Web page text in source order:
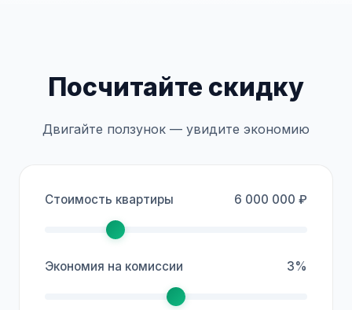
Посчитайте скидку
Двигайте ползунок — увидите экономию
Стоимость квартиры 6 000 000 ₽
Экономия на комиссии 3%